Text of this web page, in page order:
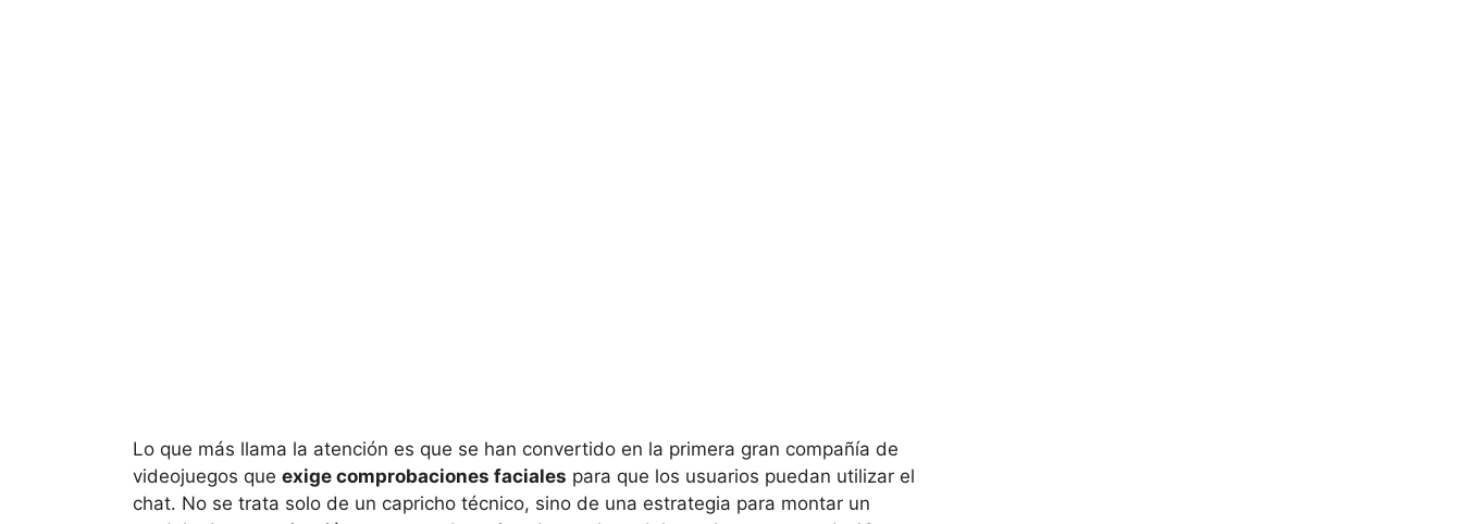
Lo que más llama la atención es que se han convertido en la primera gran compañía de
videojuegos que exige comprobaciones faciales para que los usuarios puedan utilizar el
chat. No se trata solo de un capricho técnico, sino de una estrategia para montar un